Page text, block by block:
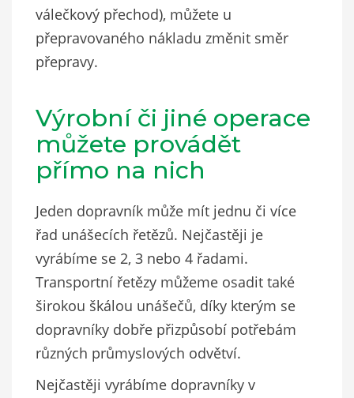
válečkový přechod), můžete u
přepravovaného nákladu změnit směr
přepravy.
Výrobní či jiné operace
můžete provádět
přímo na nich
Jeden dopravník může mít jednu či více
řad unášecích řetězů. Nejčastěji je
vyrábíme se 2, 3 nebo 4 řadami.
Transportní řetězy můžeme osadit také
širokou škálou unášečů, díky kterým se
dopravníky dobře přizpůsobí potřebám
různých průmyslových odvětví.
Nejčastěji vyrábíme dopravníky v